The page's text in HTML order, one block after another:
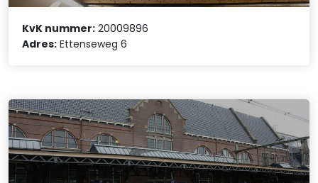
KvK nummer: 20009896
Adres: Ettenseweg 6